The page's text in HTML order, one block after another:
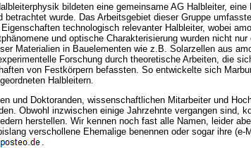
bildeten eine gemeinsame AG Halbleiter,
betrachtet wurde. Das Arbeitsgebiet dieser Gruppe
technologisch relevanter Halbleiter, wobei
und optische Charakterisierung wurden nicht nur
Materialien in Bauelementen wie z.B. Solarzellen aus
Forschung durch theoretische Arbeiten, die
von Festkörpern befassten. So entwickelte sich
Halbleitern.
und Doktoranden, wissenschaftlichen Mitarbeiter und
Obwohl inzwischen einige Jahrzehnte vergangen sind,
herstellen. Wir kennen noch fast alle Namen, leider
verschollene Ehemalige benennen oder sogar ihre